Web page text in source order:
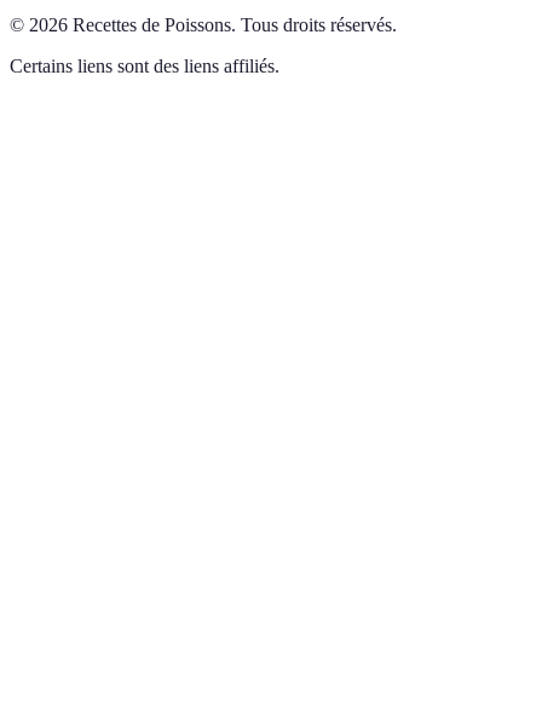
© 2026 Recettes de Poissons. Tous droits réservés.
Certains liens sont des liens affiliés.